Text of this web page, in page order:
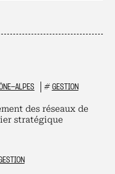
ALPES # GESTION
des réseaux de
stratégique